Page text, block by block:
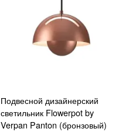
Подвесной дизайнерский
светильник Flowerpot by
Verpan Panton (бронзовый)